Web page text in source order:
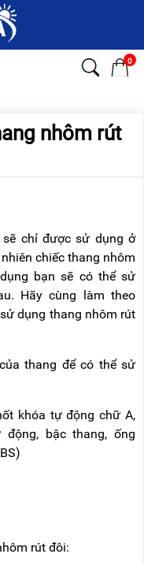
0
nhôm rút
chỉ được sử dụng ở
chiếc thang nhôm
bạn sẽ có thể sử
Hãy cùng làm theo
dụng thang nhôm rút
thang để có thể sử
khóa tự động chữ A,
bậc thang, ống
rút đôi: